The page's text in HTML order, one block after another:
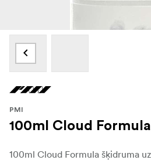
PMI
100ml Cloud Formula